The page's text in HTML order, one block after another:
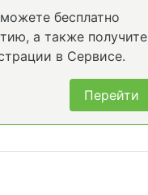
бесплатно
а также получите
в Сервисе.
Перейти